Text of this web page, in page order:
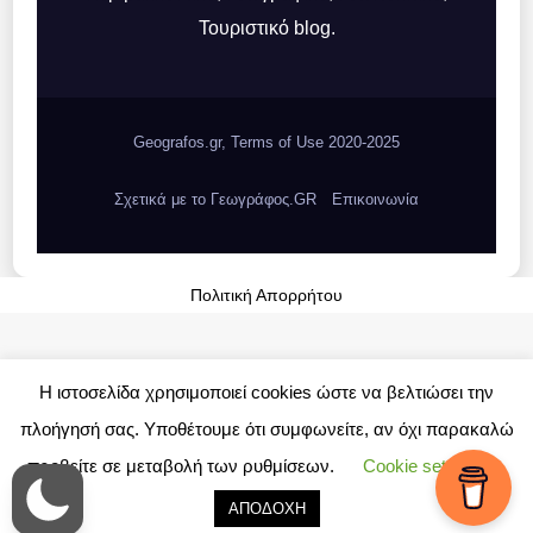
Τουριστικό blog.
Geografos.gr, Terms of Use 2020-2025
Σχετικά με το Γεωγράφος.GR Επικοινωνία
Η ιστοσελίδα χρησιμοποιεί cookies ώστε να βελτιώσει την
πλοήγησή σας. Υποθέτουμε ότι συμφωνείτε, αν όχι παρακαλώ
προβείτε σε μεταβολή των ρυθμίσεων.
Cookie settings
ΑΠΟΔΟΧΗ
Πολιτική Απορρήτου